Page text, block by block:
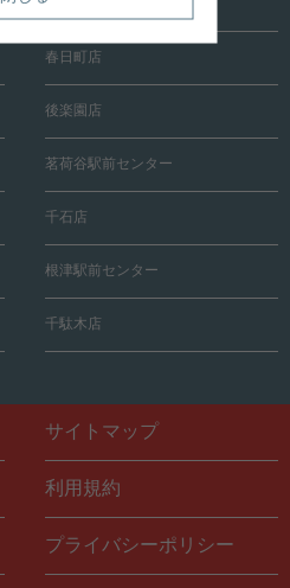
春日町店
後楽園店
茗荷谷駅前センター
千石店
根津駅前センター
千駄木店
サイトマップ
利用規約
プライバシーポリシー